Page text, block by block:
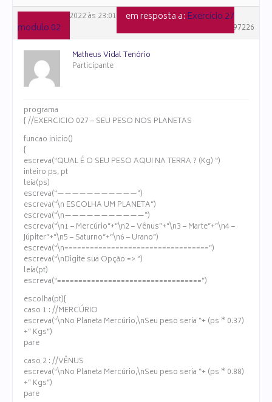
10 de julho de 2022 às 23:01
em resposta a: Exercício 27
modulo 02 #97226
Matheus Vidal Tenório
Participante
programa
{ //EXERCICIO 027 – SEU PESO NOS PLANETAS
funcao inicio()
{
escreva(“QUAL É O SEU PESO AQUI NA TERRA ? (Kg) “)
inteiro ps, pt
leia(ps)
escreva(“———————————“)
escreva(“\n ESCOLHA UM PLANETA”)
escreva(“\n———————————“)
escreva(“\n1 – Mercúrio”+”\n2 – Vênus”+”\n3 – Marte”+”\n4 –
Júpiter”+”\n5 – Saturno”+”\n6 – Urano”)
escreva(“\n==================================”)
escreva(“\nDigite sua Opção => “)
leia(pt)
escreva(“==================================”)
escolha(pt){
caso 1 : //MERCÚRIO
escreva(“\nNo Planeta Mercúrio,\nSeu peso seria “+ (ps * 0.37)
+” Kgs”)
pare
caso 2 : //VÊNUS
escreva(“\nNo Planeta Mercúrio,\nSeu peso seria “+ (ps * 0.88)
+” Kgs”)
pare